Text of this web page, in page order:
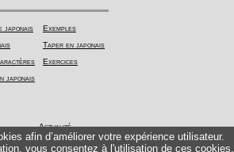
afin d’améliorer votre expérience utilisateur.
vous consentez à l'utilisation de ces cookies.
japonais
japonais
Exemples
Taper en japonais
Exercices
Actualité